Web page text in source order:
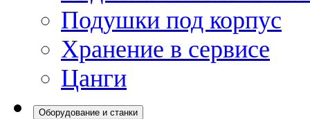
Подушки под корпус
Хранение в сервисе
Цанги
Оборудование и станки